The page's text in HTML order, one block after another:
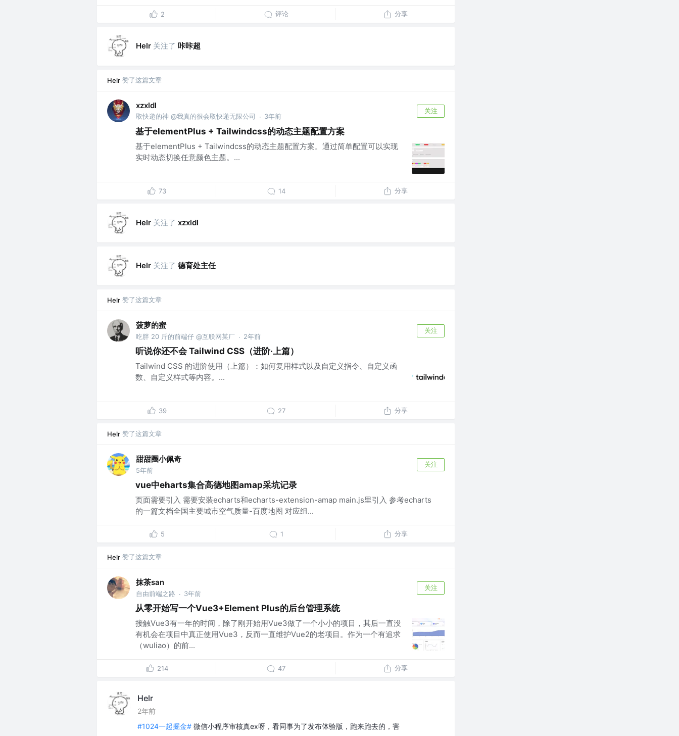
2 评论 分享
Helr 关注了 咔咔超
Helr 赞了这篇文章
xzxldl
取快递的神 @我真的很会取快递无限公司 · 3年前
关注
基于elementPlus + Tailwindcss的动态主题配置方案
基于elementPlus + Tailwindcss的动态主题配置方案。通过简单配置可以实现
实时动态切换任意颜色主题。...
73 14 分享
Helr 关注了 xzxldl
Helr 关注了 德育处主任
Helr 赞了这篇文章
菠萝的蜜
吃胖 20 斤的前端仔 @互联网某厂 · 2年前
关注
听说你还不会 Tailwind CSS（进阶·上篇）
Tailwind CSS 的进阶使用（上篇）：如何复用样式以及自定义指令、自定义函
数、自定义样式等内容。...
39 27 分享
Helr 赞了这篇文章
甜甜圈小佩奇
5年前
关注
vue中eharts集合高德地图amap采坑记录
页面需要引入 需要安装echarts和echarts-extension-amap main.js里引入 参考echarts
的一篇文档全国主要城市空气质量-百度地图 对应组...
5 1 分享
Helr 赞了这篇文章
抹茶san
自由前端之路 · 3年前
关注
从零开始写一个Vue3+Element Plus的后台管理系统
接触Vue3有一年的时间，除了刚开始用Vue3做了一个小小的项目，其后一直没
有机会在项目中真正使用Vue3，反而一直维护Vue2的老项目。作为一个有追求
（wuliao）的前...
214 47 分享
Helr
2年前
#1024一起掘金# 微信小程序审核真ex呀，看同事为了发布体验版，跑来跑去的，害